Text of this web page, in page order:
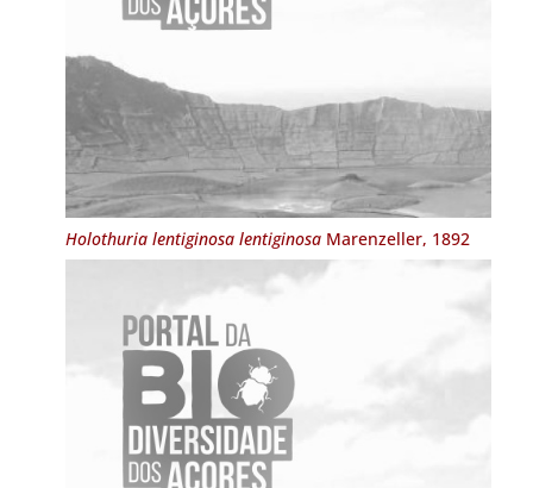
Holothuria lentiginosa lentiginosaMarenzeller, 1892